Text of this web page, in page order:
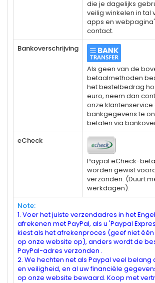
die je dagelijks
veilig winkelen in tal
apps en
contact.
Bankoverschrijving
Als geen van de
betaalmethoden
het bestelbedrag
euro, neem dan
onze klantenservice
bankgegevens te
betalen via
eCheck
Paypal eCheck-
worden gewist
verzonden. (Duurt
werkdagen).
Note:
1. Voer het juiste verzendadres in het
afrekenen met PayPal, als u 'Paypal
kiest als het afrekenproces (geef niet
op onze website op), anders wordt de
PayPal-adres verzonden .
2. We hechten net als Paypal veel belang
en veiligheid, en al uw financiële
op onze website bewaard. Koop met